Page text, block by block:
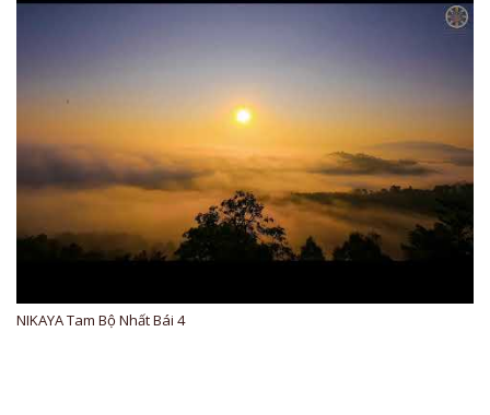
NIKAYA Tam Bộ Nhất Bái 4